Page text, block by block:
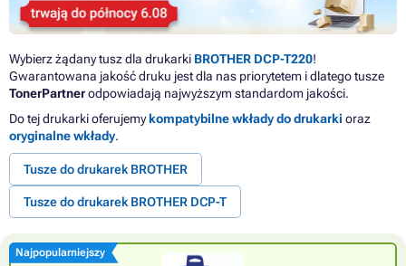
Wybierz żądany tusz dla drukarki BROTHER DCP-T220!
Gwarantowana jakość druku jest dla nas priorytetem i dlatego tusze
TonerPartnerodpowiadają najwyższym standardom jakości.
Do tej drukarki oferujemykompatybilne wkłady do drukarki oraz
oryginalne wkłady.
Tusze do drukarek BROTHER
Tusze do drukarek BROTHER DCP-T
Najpopularniejszy